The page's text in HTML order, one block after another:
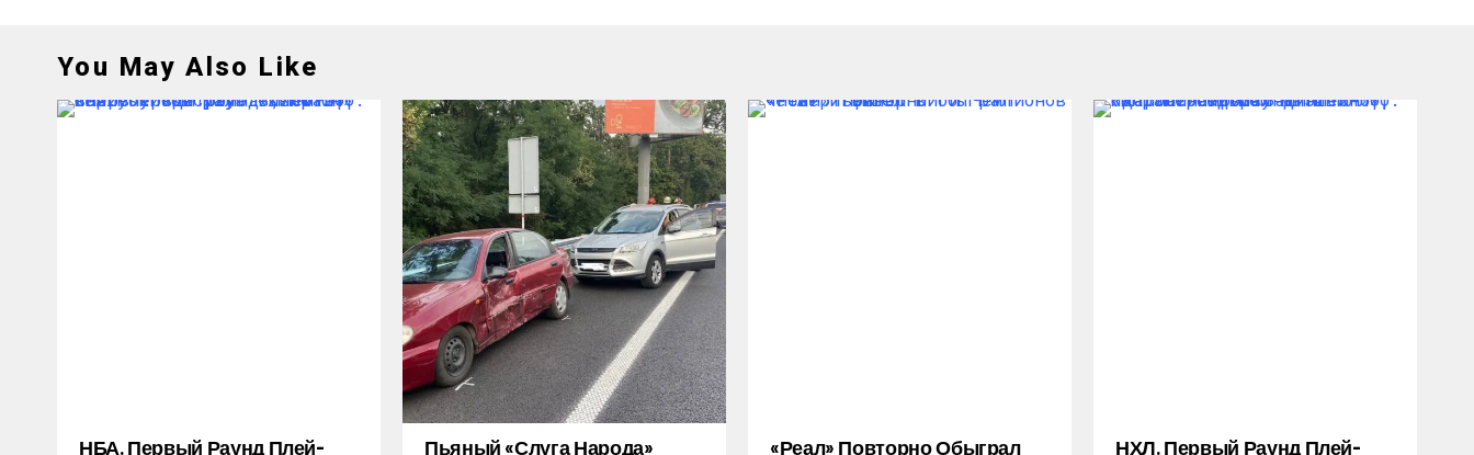
You May Also Like
НБА. Первый Раунд Плей- Пьяный «слуга Народа» «Реал» Повторно Обыграл НХЛ. Первый Раунд Плей-